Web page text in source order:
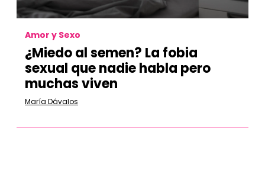
Amor y Sexo
¿Miedo al semen? La fobia
sexual que nadie habla pero
muchas viven
María Dávalos